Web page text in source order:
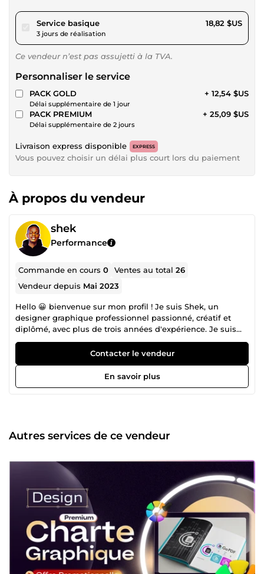
Service basiquepour 17,34 $US
3 jours de réalisation
18,82 $US
Ce vendeur n’est pas assujetti à la TVA.
Personnaliser le service
PACK GOLD
Délai supplémentaire de 1 jour
+ 12,54 $US
PACK PREMIUM
Délai supplémentaire de 2 jours
+ 25,09 $US
Livraison express disponible EXPRESS
Vous pouvez choisir un délai plus court lors du paiement
À propos du vendeur
shek
Performance
Commande en cours0 Ventes au total26
Vendeur depuis Mai 2023
Hello 😀 bienvenue sur mon profil ! Je suis Shek, un
designer graphique professionnel passionné, créatif et
diplômé, avec plus de trois années d'expérience. Je suis
spécialisé dans la création de logos et d'identités visuelles,
ainsi que dans la conception de designs pour les réseaux
sociaux (bannières, miniatures et flyers) et pour
l'impression. J'ai travaillé avec des agences de
communication et des entreprises en début de carrière et
que freelance pour offrir mes services professionnels. Je
suis un créateur joyeux et passionné qui travaille avec un
créatives pour résoudre efficacement les problèmes de
mes clients. Mon écoute attentive de vos besoins me
permet de travailler efficacement pour vous offrir des
designs uniques et adaptés à vos exigences. Si vous
cherchez des solutions créatives pour vos projets, n'hésitez
pas à me contacter. Merci de votre visite sur mon profil. Je
suis impatient de travailler avec vous et de vous offrir un
service professionnel et fiable pour répondre à tous vos
besoins en design graphique !
Contacter le vendeur
En savoir plus
Autres services de ce vendeur